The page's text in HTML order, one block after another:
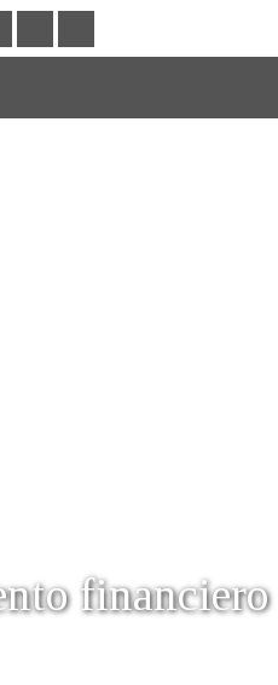
financiero